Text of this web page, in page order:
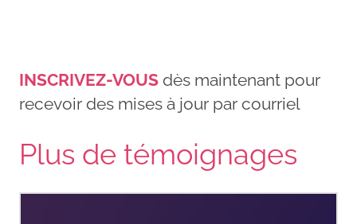
INSCRIVEZ-VOUS dès maintenant pour
recevoir des mises à jour par courriel
Plus de témoignages